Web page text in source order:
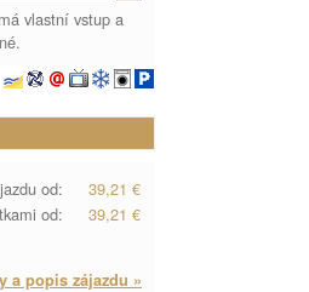
vlastní vstup a
od:
39,21 €
od:
39,21 €
a popis zájazdu »